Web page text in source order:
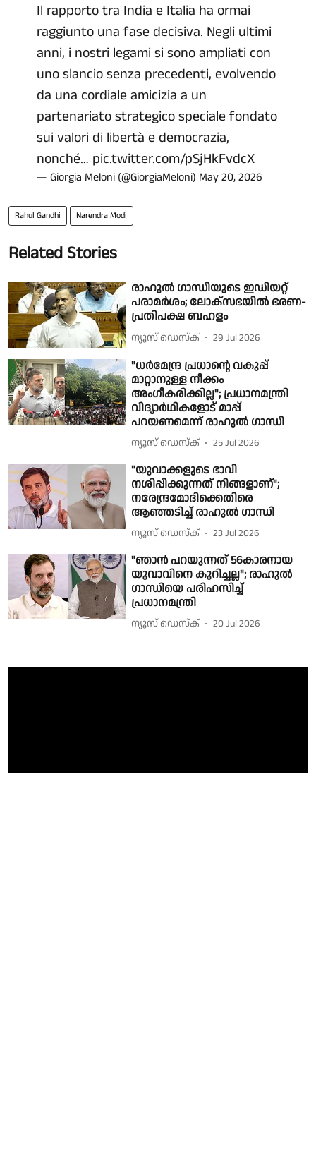
Il rapporto tra India e Italia ha ormai
raggiunto una fase decisiva. Negli ultimi
anni, i nostri legami si sono ampliati con
uno slancio senza precedenti, evolvendo
da una cordiale amicizia a un
partenariato strategico speciale fondato
sui valori di libertà e democrazia,
nonché… pic.twitter.com/pSjHkFvdcX
— Giorgia Meloni (@GiorgiaMeloni) May 20, 2026
Rahul Gandhi Narendra Modi
Related Stories
രാഹുൽ ഗാന്ധിയുടെ ഇഡിയറ്റ്
പരാമർശം; ലോക്സഭയിൽ ഭരണ-
പ്രതിപക്ഷ ബഹളം
ന്യൂസ് ഡെസ്ക് 29 Jul 2026
"ധർമേന്ദ്ര പ്രധാൻ്റെ വകുപ്പ്
മാറ്റാനുള്ള നീക്കം
അംഗീകരിക്കില്ല"; പ്രധാനമന്ത്രി
വിദ്യാർഥികളോട് മാപ്പ്
പറയണമെന്ന് രാഹുൽ ഗാന്ധി
ന്യൂസ് ഡെസ്ക് 25 Jul 2026
"യുവാക്കളുടെ ഭാവി
നശിപ്പിക്കുന്നത് നിങ്ങളാണ്";
നരേന്ദ്രമോദിക്കെതിരെ
ആഞ്ഞടിച്ച് രാഹുൽ ഗാന്ധി
ന്യൂസ് ഡെസ്ക് 23 Jul 2026
"ഞാന്‍ പറയുന്നത് 56കാരനായ
യുവാവിനെ കുറിച്ചല്ല"; രാഹുല്‍
ഗാന്ധിയെ പരിഹസിച്ച്
പ്രധാനമന്ത്രി
ന്യൂസ് ഡെസ്ക് 20 Jul 2026